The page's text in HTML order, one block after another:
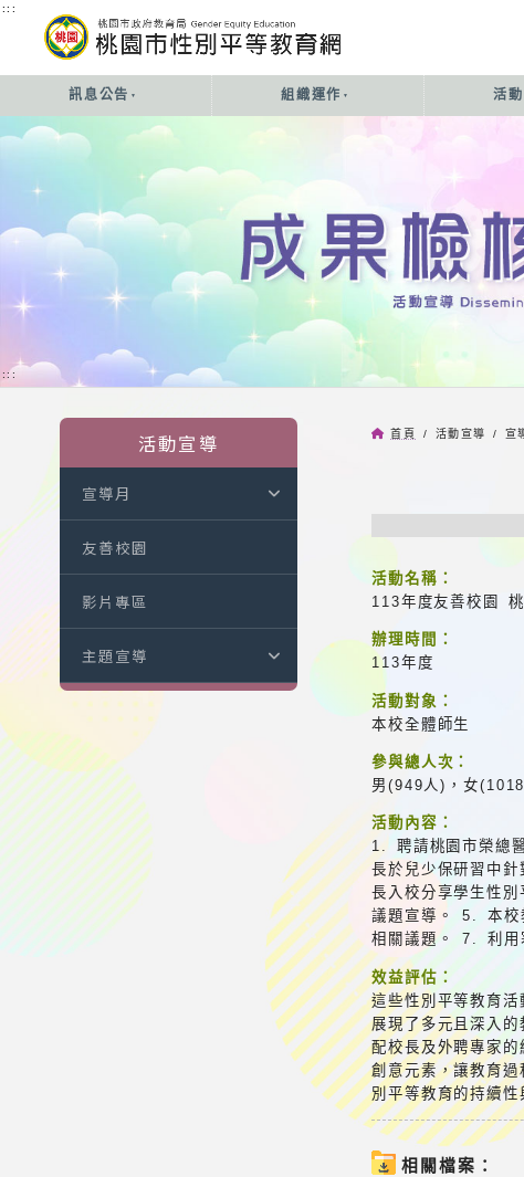
:::
訊息公告 組織運作 活
:::
活動宣導
宣導月
友善校園
影片專區
主題宣導
首頁 / 活動宣導 / 宣
活動名稱：
113年度友善校園
辦理時間：
113年度
活動對象：
本校全體師生
參與總人次：
男(949人)，女
活動內容：
1. 聘請桃園市榮總
長於兒少保研習中
長入校分享學生性
議題宣導。 5. 本校
相關議題。 7. 利用
效益評估：
這些性別平等教育
展現了多元且深入
配校長及外聘專家
創意元素，讓教育
別平等教育的持續性
相關檔案：
:::